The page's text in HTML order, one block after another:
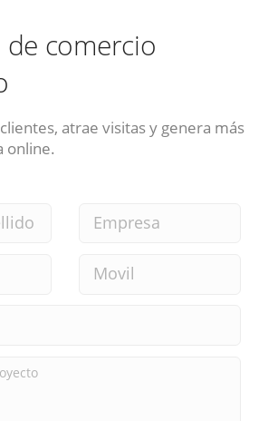
comercio
atrae visitas y genera más
online.